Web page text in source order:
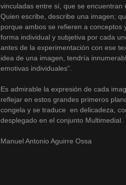
vinculadas entre sí, que se encuentran
Quien escribe, describe una imagen;
porque ambos se refieren a
forma individual y subjetiva por cada
antes de la experimentación con ese
idea de una imagen, tendría
emotivas individuales”.
Es admirable la expresión de cada
reflejar en estos grandes primeros
congela y se traduce en delicadeza,
desplegado en el conjunto Multimedial.
Manuel Antonio Aguirre Ossa